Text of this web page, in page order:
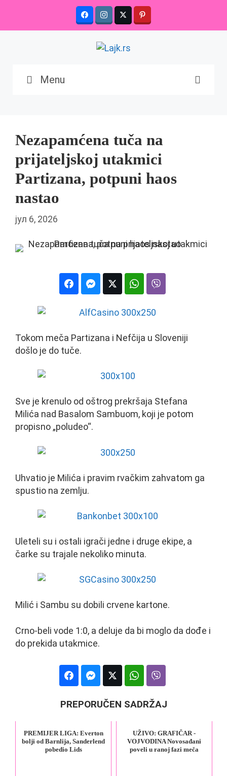
content
Menu
Nezapamćena tuča na
prijateljskoj utakmici
Partizana, potpuni haos
nastao
јул 6, 2026
Tokom meča Partizana i Nefčija u Sloveniji
došlo je do tuče.
Sve je krenulo od oštrog prekršaja Stefana
Milića nad Basalom Sambuom, koji je potom
propisno „poludeo“.
Uhvatio je Milića i pravim rvačkim zahvatom ga
spustio na zemlju.
Uleteli su i ostali igrači jedne i druge ekipe, a
čarke su trajale nekoliko minuta.
Milić i Sambu su dobili crvene kartone.
Crno-beli vode 1:0, a deluje da bi moglo da dođe i
do prekida utakmice.
PREPORUČEN SADRŽAJ
PREMIJER LIGA: Everton
bolji od Barnlija, Sanderlend
pobedio Lids
UŽIVO: GRAFIČAR -
VOJVODINA Novosađani
poveli u ranoj fazi meča